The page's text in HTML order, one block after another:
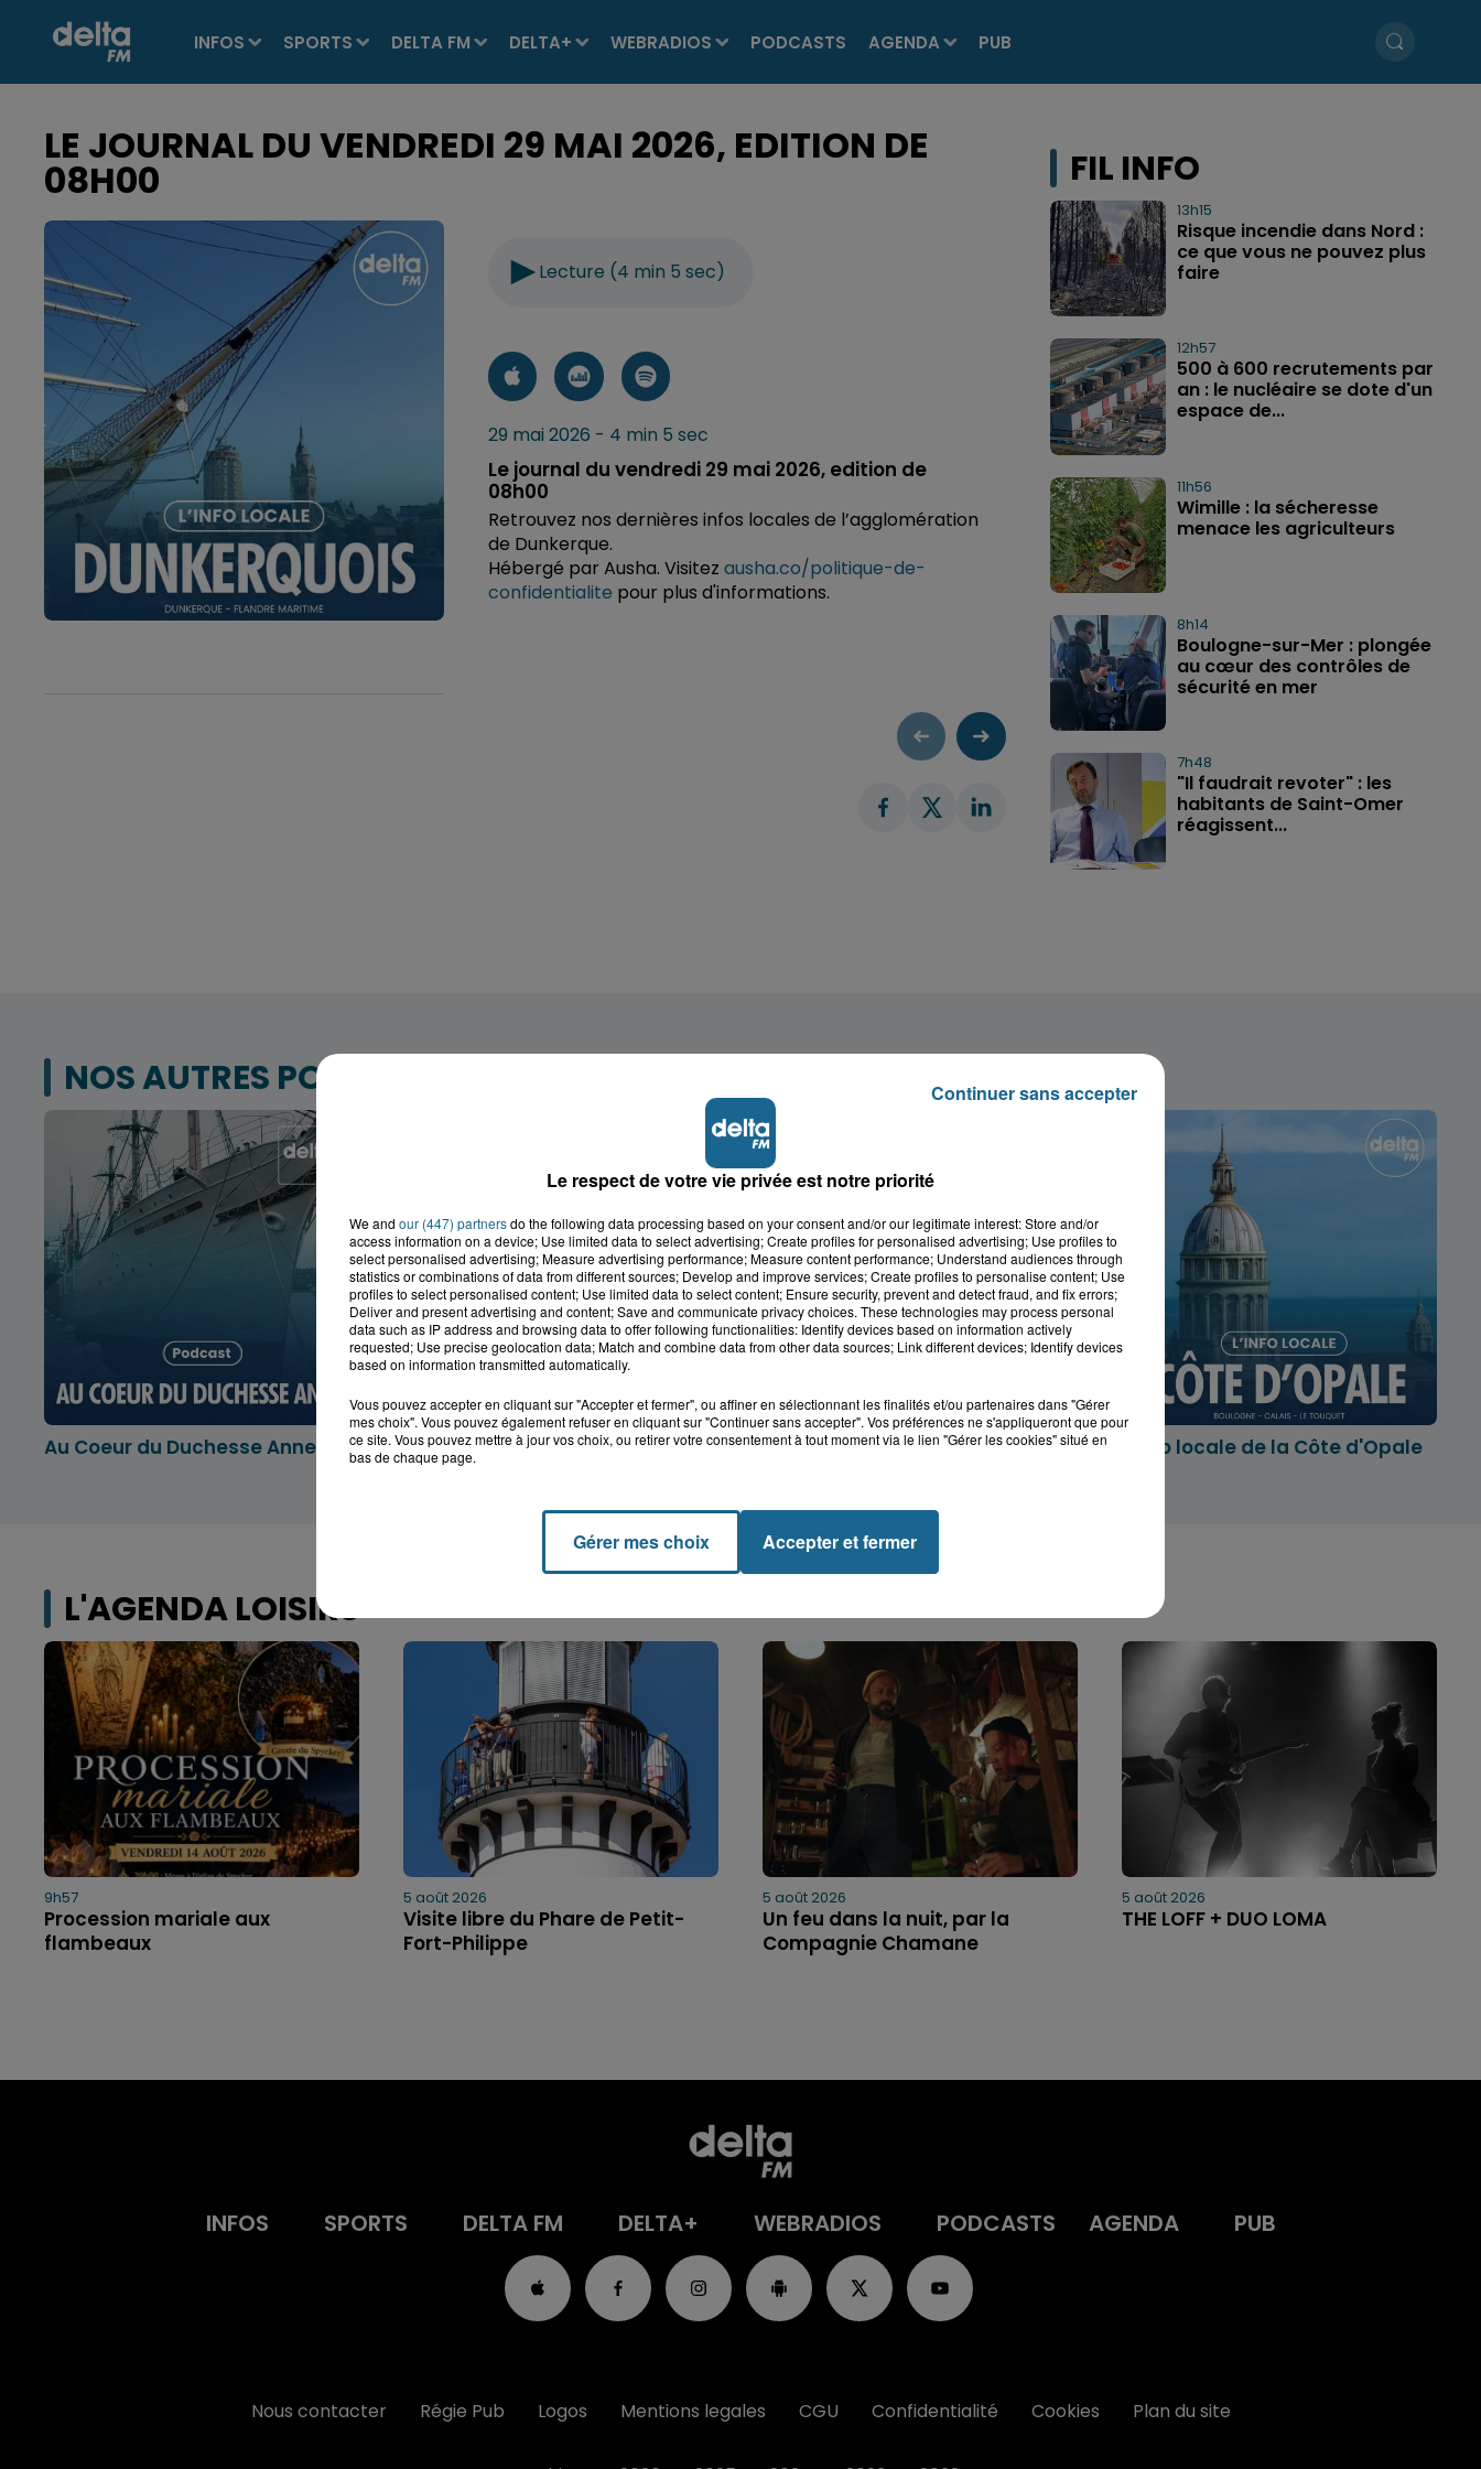
INFOS SPORTS DELTA FM DELTA+ WEBRADIOS PODCASTS AGENDA PUB
LE JOURNAL DU VENDREDI 29 MAI 2026, EDITION DE
08H00
Lecture (4 min 5 sec)
29 mai 2026 - 4 min 5 sec
Le journal du vendredi 29 mai 2026, edition de
08h00
Retrouvez nos dernières infos locales de l’agglomération
de Dunkerque.
Hébergé par Ausha. Visitez ausha.co/politique-de-
confidentialite pour plus d'informations.
FIL INFO
13h15
Risque incendie dans Nord :
ce que vous ne pouvez plus
faire
12h57
500 à 600 recrutements par
an : le nucléaire se dote d'un
espace de...
11h56
Wimille : la sécheresse
menace les agriculteurs
8h14
Boulogne-sur-Mer : plongée
au cœur des contrôles de
sécurité en mer
7h48
"Il faudrait revoter" : les
habitants de Saint-Omer
réagissent...
NOS AUTRES PODCASTS
Au Coeur du Duchesse Anne
L'info locale dans le
Dunkerquois
L'info locale de l'Audomarois L'info locale de la Côte d'Opale
L'AGENDA LOISIRS
9h57
Procession mariale aux
flambeaux
5 août 2026
Visite libre du Phare de Petit-
Fort-Philippe
5 août 2026
Un feu dans la nuit, par la
Compagnie Chamane
5 août 2026
THE LOFF + DUO LOMA
INFOS SPORTS DELTA FM DELTA+ WEBRADIOS PODCASTS AGENDA PUB
Nous contacter Régie Pub Logos Mentions legales CGU Confidentialité Cookies Plan du site
Le respect de votre vie privée est notre priorité
We and our (447) partnersdo the following data processing based on your consent and/or our legitimate interest: Store and/or
access information on a device; Use limited data to select advertising; Create profiles for personalised advertising; Use profiles to
select personalised advertising; Measure advertising performance; Measure content performance; Understand audiences through
statistics or combinations of data from different sources; Develop and improve services; Create profiles to personalise content; Use
profiles to select personalised content; Use limited data to select content; Ensure security, prevent and detect fraud, and fix errors;
Deliver and present advertising and content; Save and communicate privacy choices. These technologies may process personal
data such as IP address and browsing data to offer following functionalities: Identify devices based on information actively
requested; Use precise geolocation data; Match and combine data from other data sources; Link different devices; Identify devices
based on information transmitted automatically.
Vous pouvez accepter en cliquant sur "Accepter et fermer", ou affiner en sélectionnant les finalités et/ou partenaires dans "Gérer
mes choix". Vous pouvez également refuser en cliquant sur "Continuer sans accepter". Vos préférences ne s'appliqueront que pour
ce site. Vous pouvez mettre à jour vos choix, ou retirer votre consentement à tout moment via le lien "Gérer les cookies" situé en
bas de chaque page.
Gérer mes choix Accepter et fermer
Continuer sans accepter